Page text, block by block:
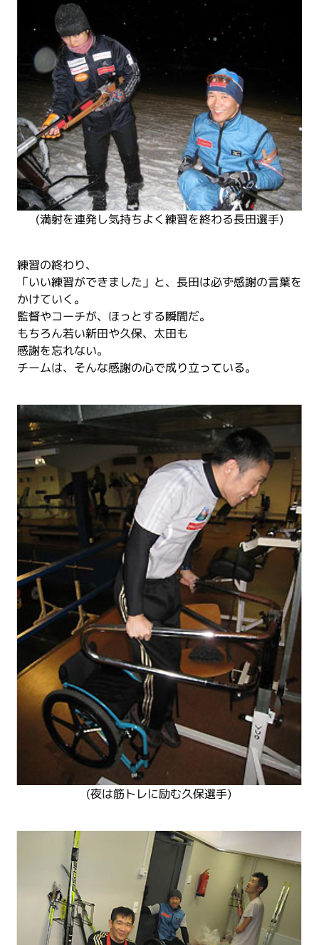
(満射を連発し気持ちよく練習を終わる長田選手)
練習の終わり、
「いい練習ができました」と、長田は必ず感謝の言葉を
かけていく。
監督やコーチが、ほっとする瞬間だ。
もちろん若い新田や久保、太田も
感謝を忘れない。
チームは、そんな感謝の心で成り立っている。
(夜は筋トレに励む久保選手)